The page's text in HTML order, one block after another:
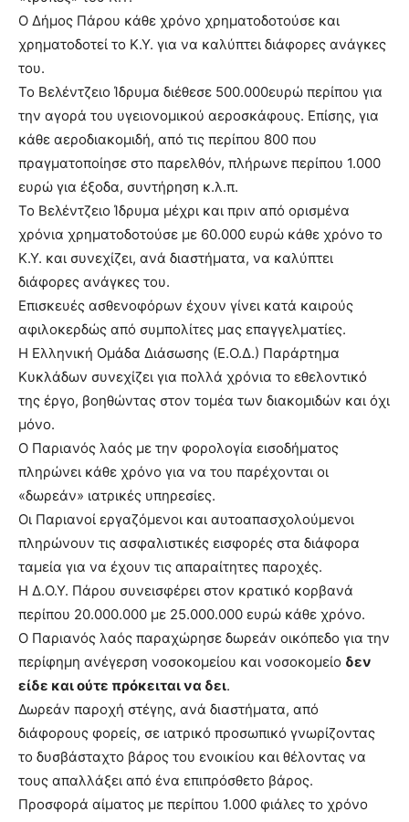
Ο Δήμος Πάρου κάθε χρόνο χρηματοδοτούσε και
χρηματοδοτεί το Κ.Υ. για να καλύπτει διάφορες ανάγκες
του.
Το Βελέντζειο Ίδρυμα διέθεσε 500.000ευρώ περίπου για
την αγορά του υγειονομικού αεροσκάφους. Επίσης, για
κάθε αεροδιακομιδή, από τις περίπου 800 που
πραγματοποίησε στο παρελθόν, πλήρωνε περίπου 1.000
ευρώ για έξοδα, συντήρηση κ.λ.π.
Το Βελέντζειο Ίδρυμα μέχρι και πριν από ορισμένα
χρόνια χρηματοδοτούσε με 60.000 ευρώ κάθε χρόνο το
Κ.Υ. και συνεχίζει, ανά διαστήματα, να καλύπτει
διάφορες ανάγκες του.
Επισκευές ασθενοφόρων έχουν γίνει κατά καιρούς
αφιλοκερδώς από συμπολίτες μας επαγγελματίες.
Η Ελληνική Ομάδα Διάσωσης (Ε.Ο.Δ.) Παράρτημα
Κυκλάδων συνεχίζει για πολλά χρόνια το εθελοντικό
της έργο, βοηθώντας στον τομέα των διακομιδών και όχι
μόνο.
Ο Παριανός λαός με την φορολογία εισοδήματος
πληρώνει κάθε χρόνο για να του παρέχονται οι
«δωρεάν» ιατρικές υπηρεσίες.
Οι Παριανοί εργαζόμενοι και αυτοαπασχολούμενοι
πληρώνουν τις ασφαλιστικές εισφορές στα διάφορα
ταμεία για να έχουν τις απαραίτητες παροχές.
Η Δ.Ο.Υ. Πάρου συνεισφέρει στον κρατικό κορβανά
περίπου 20.000.000 με 25.000.000 ευρώ κάθε χρόνο.
Ο Παριανός λαός παραχώρησε δωρεάν οικόπεδο για την
περίφημη ανέγερση νοσοκομείου και νοσοκομείο δεν
είδε και ούτε πρόκειται να δει.
Δωρεάν παροχή στέγης, ανά διαστήματα, από
διάφορους φορείς, σε ιατρικό προσωπικό γνωρίζοντας
το δυσβάσταχτο βάρος του ενοικίου και θέλοντας να
τους απαλλάξει από ένα επιπρόσθετο βάρος.
Προσφορά αίματος με περίπου 1.000 φιάλες το χρόνο